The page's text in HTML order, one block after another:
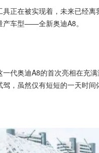
正在被实现着，未来已经
产车型——全新奥迪A8。
代奥迪A8的首次亮相在充
，虽然仅有短短的一天时